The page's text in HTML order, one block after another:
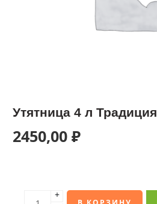
Утятница 4 л Традиция
2450,00 ₽
+